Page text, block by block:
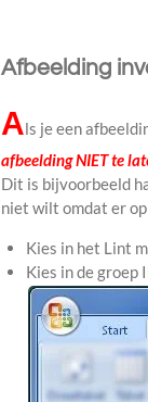
Afbeelding
Als je een
afbeelding NIET te
Dit is bijvoorbeeld
niet wilt omdat er
Kies in het Lint
Kies in de groep